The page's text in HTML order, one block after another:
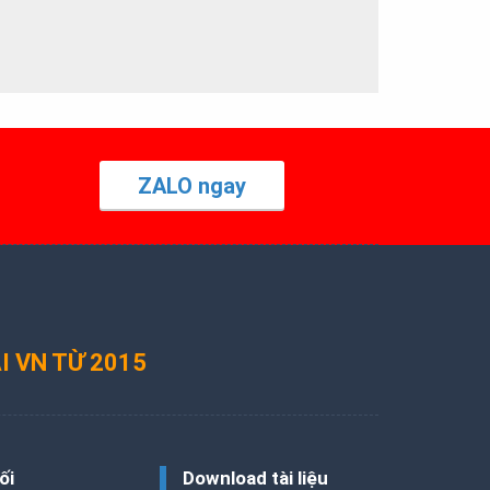
ZALO ngay
VN TỪ 2015
Download tài liệu